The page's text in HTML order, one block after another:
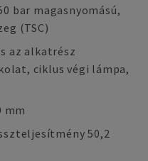
bar magasnyomású,
(TSC)
az alkatrész
ciklus végi lámpa,
mm
50,2